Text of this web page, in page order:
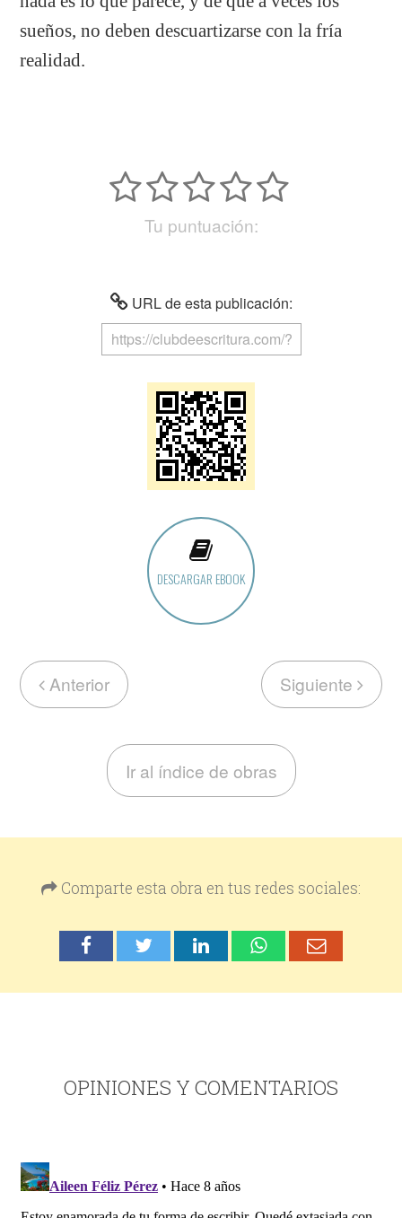
sueños, no deben descuartizarse con la fría
realidad.
Tu puntuación:
URL de esta publicación:
DESCARGAR EBOOK
Anterior Siguiente
Ir al índice de obras
Comparte esta obra en tus redes sociales:
OPINIONES Y COMENTARIOS